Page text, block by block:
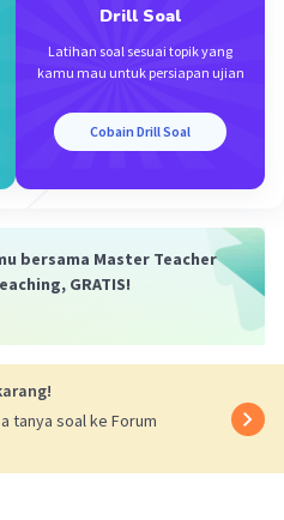
Balas
Drill Soal
Latihan soal sesuai topik yang
kamu mau untuk persiapan ujian
Cobain Drill Soal
bersama Master Teacher
GRATIS!
tanya soal ke Forum